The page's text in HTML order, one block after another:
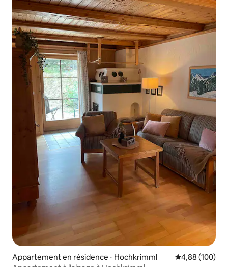
Appartement en résidence ⋅ Hochkrimml Évaluation
4,88 (100)